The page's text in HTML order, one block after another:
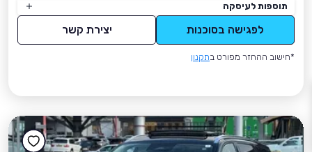
תוספות לעיסקה
לפגישה בסוכנות יצירת קשר
*חישוב ההחזר מפורט בתקנון